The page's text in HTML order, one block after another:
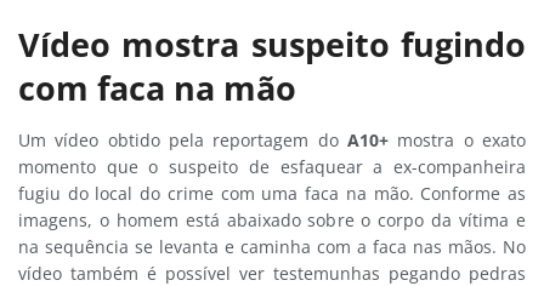
Vídeo mostra suspeito fugindo
com faca na mão
Um vídeo obtido pela reportagem do A10+ mostra o exato
momento que o suspeito de esfaquear a ex-companheira
fugiu do local do crime com uma faca na mão. Conforme as
imagens, o homem está abaixado sobre o corpo da vítima e
na sequência se levanta e caminha com a faca nas mãos. No
vídeo também é possível ver testemunhas pegando pedras